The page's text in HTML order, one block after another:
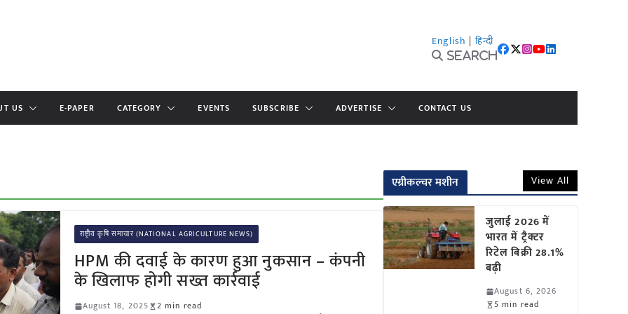
English | हिन्दी
Search
US E-PAPER CATEGORY EVENTS SUBSCRIBE ADVERTISE CONTACT US
राष्ट्रीय कृषि समाचार (NATIONAL AGRICULTURE NEWS)
HPM की दवाई के कारण हुआ नुकसान – कंपनी
के खिलाफ होगी सख्त कार्रवाई
August 18, 2025
2 min read
एग्रीकल्चर मशीन View All
जुलाई 2026 में
भारत में ट्रैक्टर
रिटेल बिक्री 28.1%
बढ़ी
August 6, 2026
5 min read